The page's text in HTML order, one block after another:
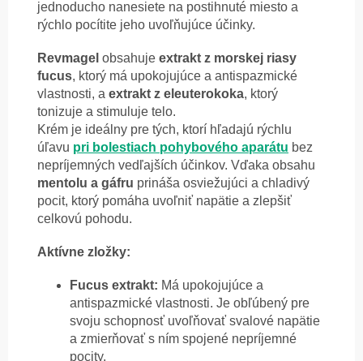
jednoducho nanesiete na postihnuté miesto a
rýchlo pocítite jeho uvoľňujúce účinky.
Revmagel obsahuje extrakt z morskej riasy
fucus, ktorý má upokojujúce a antispazmické
vlastnosti, a extrakt z eleuterokoka, ktorý
tonizuje a stimuluje telo.
Krém je ideálny pre tých, ktorí hľadajú rýchlu
úľavu pri bolestiach pohybového aparátu bez
nepríjemných vedľajších účinkov. Vďaka obsahu
mentolu a gáfru prináša osviežujúci a chladivý
pocit, ktorý pomáha uvoľniť napätie a zlepšiť
celkovú pohodu.
Aktívne zložky:
Fucus extrakt: Má upokojujúce a
antispazmické vlastnosti. Je obľúbený pre
svoju schopnosť uvoľňovať svalové napätie
a zmierňovať s ním spojené nepríjemné
pocity.